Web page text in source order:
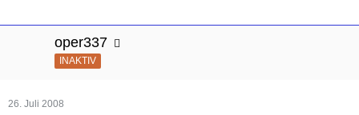
oper337
INAKTIV
26. Juli 2008